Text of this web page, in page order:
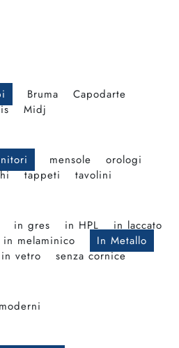
Bruma
Capodarte
Midj
mensole
orologi
tappeti tavolini
in gres in HPL
in laccato
in melaminico
In Metallo
in vetro senza cornice
moderni